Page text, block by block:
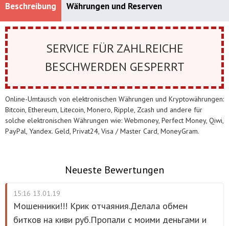
Beschreibung Währungen und Reserven
Verfügbare Zahlungssysteme
SERVICE FÜR ZAHLREICHE
BESCHWERDEN GESPERRT
Online-Umtausch von elektronischen Währungen und Kryptowährungen:
Bitcoin, Ethereum, Litecoin, Monero, Ripple, Zcash und andere für
solche elektronischen Währungen wie: Webmoney, Perfect Money, Qiwi,
PayPal, Yandex. Geld, Privat24, Visa / Master Card, MoneyGram.
Neueste Bewertungen
15:16 13.01.19
Мошенники!!! Крик отчаяния.Делала обмен
битков на киви руб.Пропали с моими деньгами и